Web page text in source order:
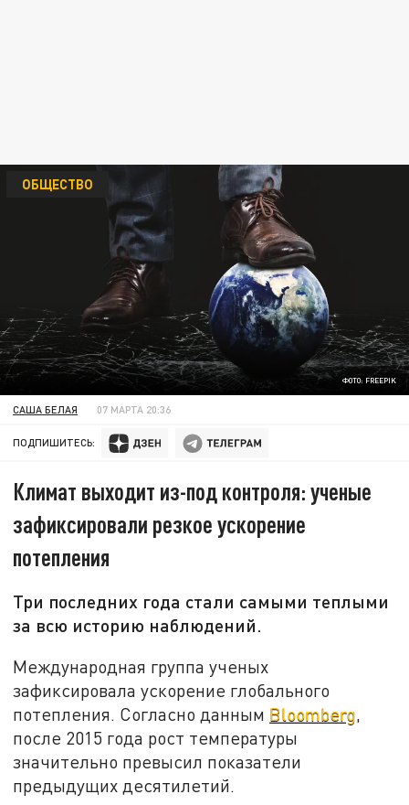
ФОТО: FREEPIK
ОБЩЕСТВО
САША БЕЛАЯ 07 МАРТА 20:36
ПОДПИШИТЕСЬ:
Климат выходит из-под контроля: ученые
зафиксировали резкое ускорение
потепления
Три последних года стали самыми теплыми
за всю историю наблюдений.
Международная группа ученых
зафиксировала ускорение глобального
потепления. Согласно данным Bloomberg,
после 2015 года рост температуры
значительно превысил показатели
предыдущих десятилетий.